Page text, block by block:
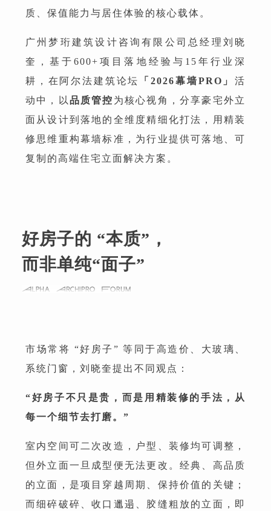
质、保值能力与居住体验的核心载体。
广州梦珩建筑设计咨询有限公司总经理刘晓
奎，基于600+项目落地经验与15年行业深
耕， 在阿尔法建筑论坛 「2026幕墙PRO」‌ 活
动中，以 品质管控 为核心视角，分享豪宅外立
面从设计到落地的全维度精细化打法，用精装
修思维重构幕墙标准，为行业提供可落地、可
复制的高端住宅立面解决方案。
好房子的 “本质”，
而非单纯“面子”
市场常将 “好房子” 等同于高造价、大玻璃、
系统门窗，刘晓奎提出不同观点：
“好房子不只是贵，而是用精装修的手法，从
每一个细节去打磨。”
室内空间可二次改造，户型、装修均可调整，
但外立面一旦成型便无法更改。经典、高品质
的立面，是项目穿越周期、保持价值的关键；
而细碎破碎、收口邋遢、胶缝粗放的立面，即